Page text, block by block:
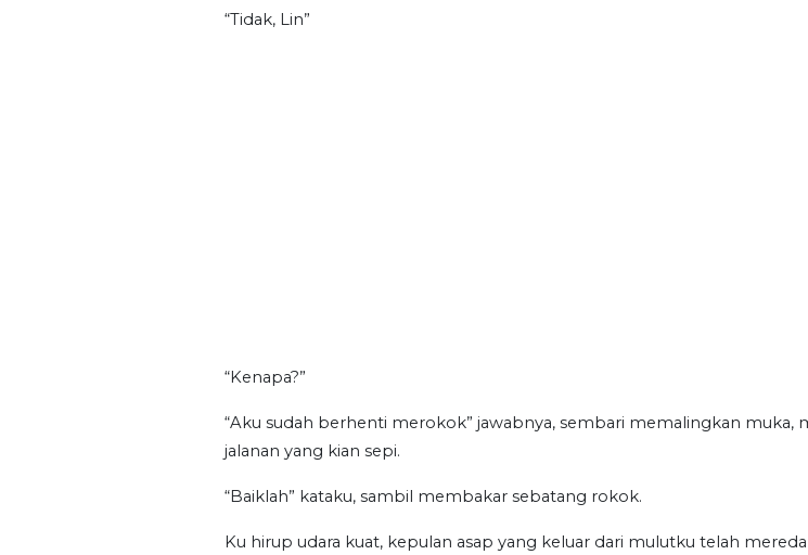
“Tidak, Lin”
“Kenapa?”
“Aku sudah berhenti merokok” jawabnya, sembari memalingkan muka,
jalanan yang kian sepi.
“Baiklah” kataku, sambil membakar sebatang rokok.
Ku hirup udara kuat, kepulan asap yang keluar dari mulutku telah